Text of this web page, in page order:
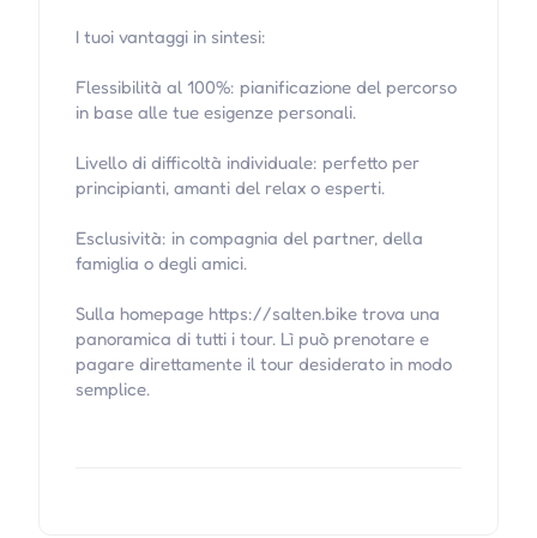
I tuoi vantaggi in sintesi:
Flessibilità al 100%: pianificazione del percorso
in base alle tue esigenze personali.
Livello di difficoltà individuale: perfetto per
principianti, amanti del relax o esperti.
Esclusività: in compagnia del partner, della
famiglia o degli amici.
Sulla homepage https://salten.bike trova una
panoramica di tutti i tour. Lì può prenotare e
pagare direttamente il tour desiderato in modo
semplice.